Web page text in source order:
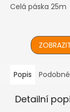
Hliníková
Celá páska 25m
Popis
Detailní